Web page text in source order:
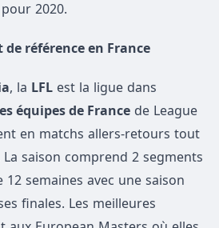
2020.
de référence en France
, la LFL est la ligue dans
équipes de France de League
en matchs allers-retours tout
saison comprend 2 segments
semaines avec une saison
finales. Les meilleures